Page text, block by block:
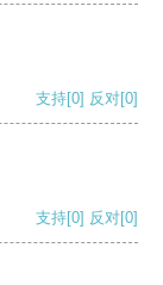
支持[0] 反对[0]
支持[0] 反对[0]